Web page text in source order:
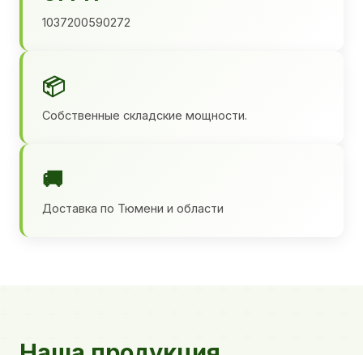
1037200590272
📦
Собственные складские мощности.
🚚
Доставка по Тюмени и области